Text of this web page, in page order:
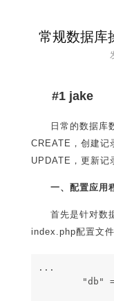
常规数据库
#1 jake
日常的数据库
CREATE，创建记
UPDATE，更新记
一、配置应用
首先是针对数
index.php配置文件
...
"db" =>